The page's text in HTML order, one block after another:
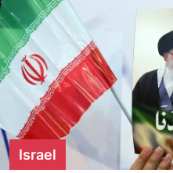
Israel